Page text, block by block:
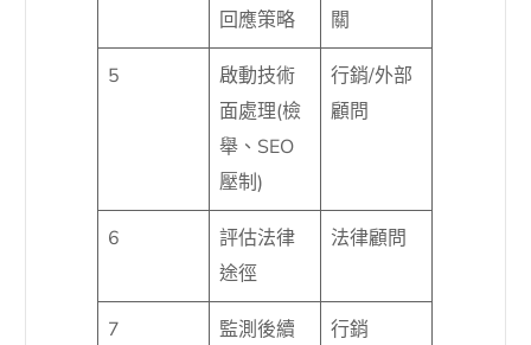
回應策略
關
5
啟動技術
面處理(檢
舉、SEO
壓制)
行銷/外部
顧問
6
評估法律
途徑
法律顧問
7
監測後續
行銷